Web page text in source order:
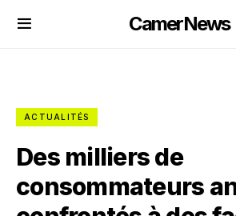
CamerNews
ACTUALITÉS
Des milliers de
consommateurs